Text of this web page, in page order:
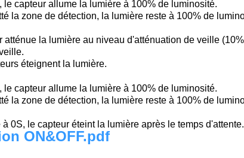
le capteur allume la lumière à 100% de luminosité.
la zone de détection, la lumière reste à 100% de
atténue la lumière au niveau d'atténuation de veille
éteignent la lumière.
le capteur allume la lumière à 100% de luminosité.
la zone de détection, la lumière reste à 100% de
0S, le capteur éteint la lumière après le temps d'attente.
ON&OFF.pdf